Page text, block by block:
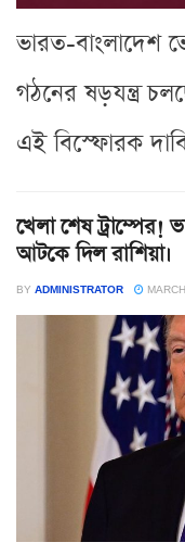
ভারত-বাংলাদেশ
গঠনের ষড়যন্ত্র
এই বিস্ফোরক
খেলা শেষ ট্রাম্পের!
আটকে দিল রাশিয়া।
BY ADMINISTRATOR